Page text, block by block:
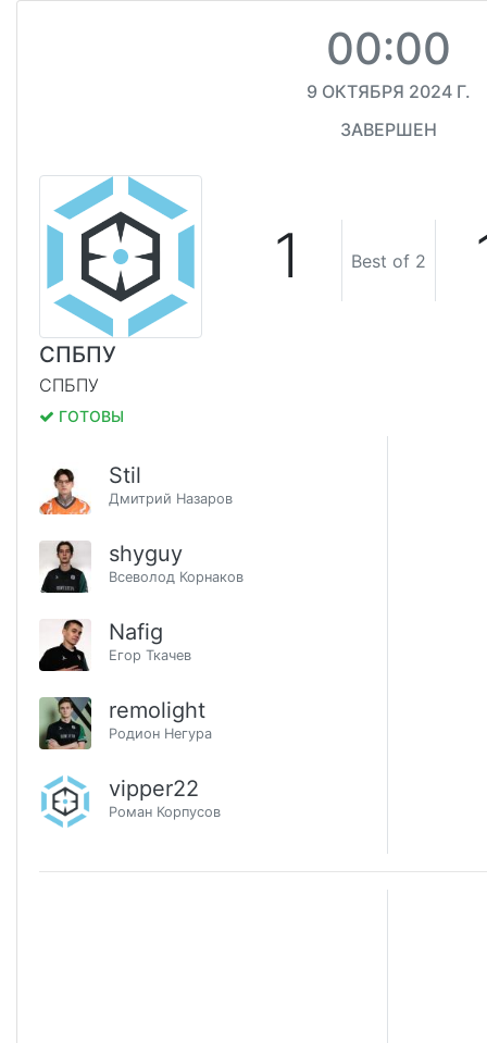
00:00
9 ОКТЯБРЯ 2024 Г.
ЗАВЕРШЕН
1 Best of 2
СПБПУ
СПБПУ
ГОТОВЫ
Stil
Дмитрий Назаров
shyguy
Всеволод Корнаков
Nafig
Егор Ткачев
remolight
Родион Негура
vipper22
Роман Корпусов